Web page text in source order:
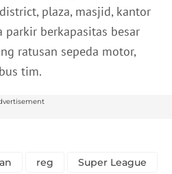
plaza, masjid, kantor
parkir berkapasitas besar
ratusan sepeda motor,
tim.
reg Super League